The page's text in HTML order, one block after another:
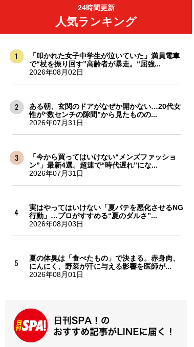
24時間更新
人気ランキング
「叩かれた女子中学生が泣いていた」満員電車
で“杖を振り回す”高齢者が暴走。“屈強...
2026年08月02日
ある朝、玄関のドアがなぜか開かない…20代女
性が“数センチの隙間”から見たものの...
2026年07月31日
「今から買ってはいけない“メンズファッショ
ン”」最新4選。超速で“時代遅れ”にな...
2026年07月31日
実はやってはいけない「夏バテを悪化させるNG
行動」…プロがすすめる“夏のダルさ”...
2026年08月03日
夏の体臭は「食べたもの」で決まる。赤身肉、
にんにく、野菜が汗に与える影響を医師が...
2026年08月01日